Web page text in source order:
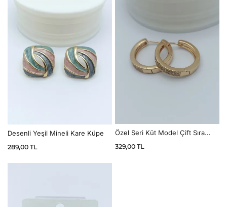
Desenli Yeşil Mineli Kare Küpe
289,00 TL
Özel Seri Küt Model Çift Sıra
329,00 TL